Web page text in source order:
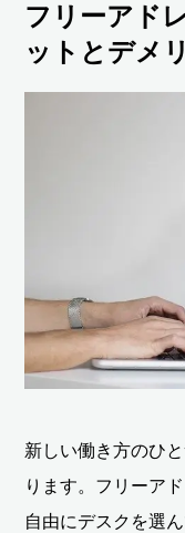
フリーアド
ットとデメ
新しい働き方のひ
ります。フリーア
自由にデスクを選